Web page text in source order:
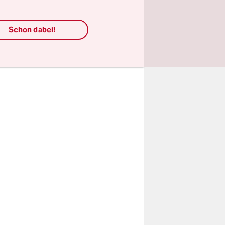
Film und
Schon dabei!